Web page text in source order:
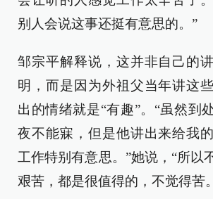
别人会说这事还挺有意思的。”
邹宗平解释说，这并非自己的
明，而是因为外祖父当年讲这
出的情绪就是“有趣”。“虽然到
夜不能寐，但是他讲出来给我
工作特别有意思。”她说，“所以
艰苦，都是很值得的，不觉得苦